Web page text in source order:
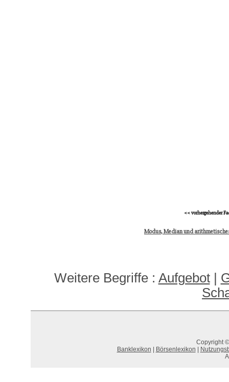
<< vorhergehender
Modus, Median und
Weitere Begriffe : Aufgebot|
Copyright
Banklexikon
Börsenlexikon